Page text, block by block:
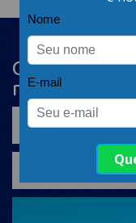
Cadastre-se
nosso